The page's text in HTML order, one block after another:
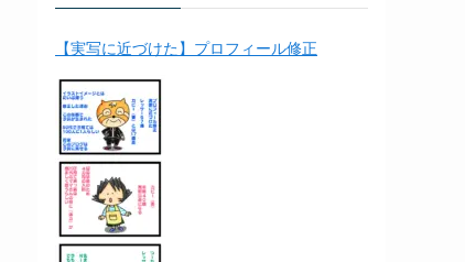
【実写に近づけた】プロフィール修正